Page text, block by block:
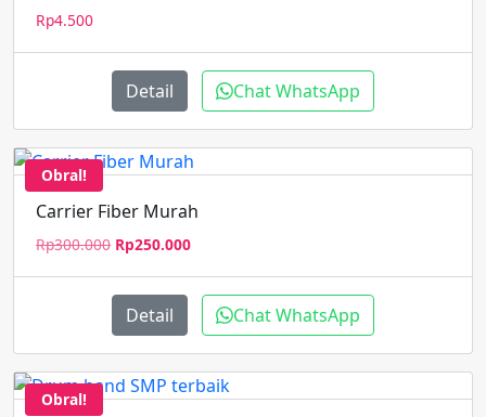
Rp4.500
Detail Chat WhatsApp
Obral!
Carrier Fiber Murah
Rp300.000 Harga
Rp300.000.
Rp250.000Harga
adalah:
Rp250.000.
Detail Chat WhatsApp
Obral!